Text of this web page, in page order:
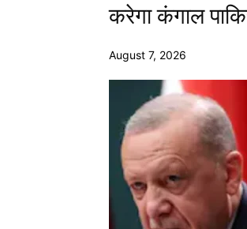
करेगा कंगाल
August 7, 2026